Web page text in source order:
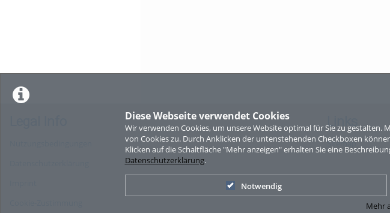
Diese Webseite verwendet Cookies
Wir verwenden Cookies, um unsere Website optimal für Sie zu
von Cookies zu. Durch Anklicken der untenstehenden Checkboxen
Klicken auf die Schaltfläche "Mehr anzeigen" erhalten Sie eine
Datenschutzerklärung.
Notwendig
Mehr
Links
Sitemap